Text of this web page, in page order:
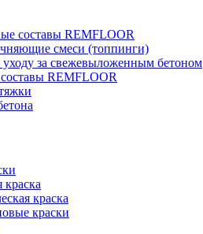
составы REMFLOOR
смеси (топпинги)
за свежевыложенным бетоном
REMFLOOR
краска
краски